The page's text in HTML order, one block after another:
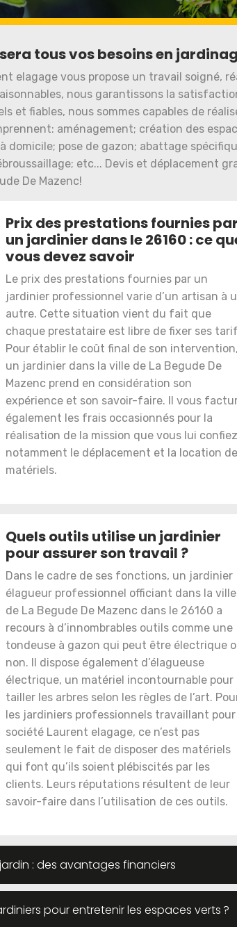
tous vos besoins en
elagage vous propose un travail soigné,
nous garantissons la
et fiables, nous sommes capables de
aménagement; création des
pose de gazon; abattage
etc... Devis et déplacement
De Mazenc!
Prix des prestations fournies par
un jardinier dans le 26160 : ce
vous devez savoir
Le prix des prestations fournies par un
jardinier professionnel varie d’un artisan à
autre. Cette situation vient du fait que
chaque prestataire est libre de fixer ses
Pour établir le coût final de son intervention,
un jardinier dans la ville de La Begude De
Mazenc prend en considération son
expérience et son savoir-faire. Il vous
également les frais occasionnés pour la
réalisation de la mission que vous lui
notamment le déplacement et la location de
matériels.
Quels outils utilise un jardinier
pour assurer son travail ?
Dans le cadre de ses fonctions, un jardinier
élagueur professionnel officiant dans la ville
de La Begude De Mazenc dans le 26160 a
recours à d’innombrables outils comme une
tondeuse à gazon qui peut être électrique
non. Il dispose également d’élagueuse
électrique, un matériel incontournable pour
tailler les arbres selon les règles de l’art.
les jardiniers professionnels travaillant pour
société Laurent elagage, ce n’est pas
seulement le fait de disposer des matériels
qui font qu’ils soient plébiscités par les
clients. Leurs réputations résultent de leur
savoir-faire dans l’utilisation de ces outils.
: des avantages financiers
pour entretenir les espaces verts ?